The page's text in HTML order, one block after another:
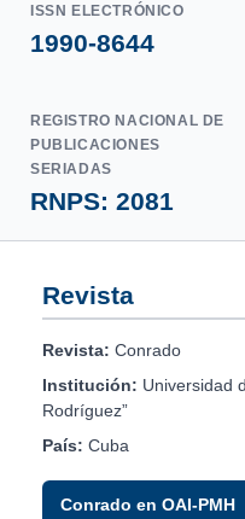
ISSN ELECTRÓNICO
1990-8644
REGISTRO NACIONAL DE
PUBLICACIONES
SERIADAS
RNPS: 2081
Revista
Revista: Conrado
Institución: Universidad
Rodríguez”
País: Cuba
Conrado en OAI-PMH